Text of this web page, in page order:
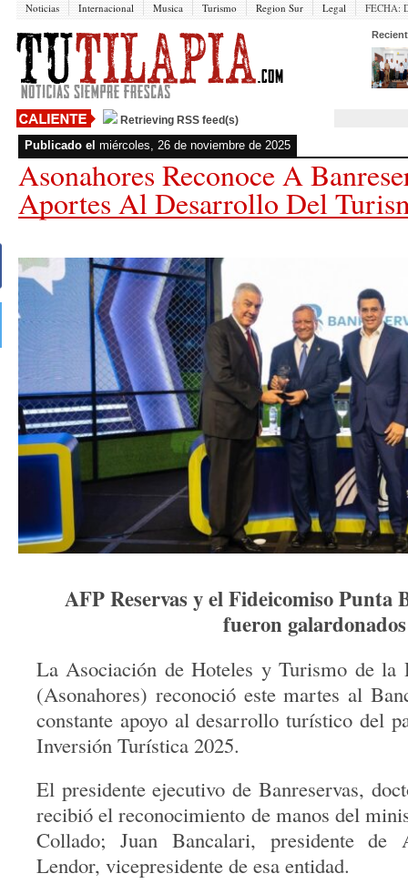
Noticias Internacional Musica Turismo Region Sur Legal FECHA:
Retrieving RSS feed(s)
Publicado el miércoles, 26 de noviembre de 2025
Asonahores Reconoce A
Aportes Al Desarrollo Del
AFP Reservas y el Fideicomiso Punta
fueron galardonados
La Asociación de Hoteles y Turismo de la
(Asonahores) reconoció este martes al
constante apoyo al desarrollo turístico del
Inversión Turística 2025.
El presidente ejecutivo de Banreservas,
recibió el reconocimiento de manos del
Collado; Juan Bancalari, presidente de
Lendor, vicepresidente de esa entidad.